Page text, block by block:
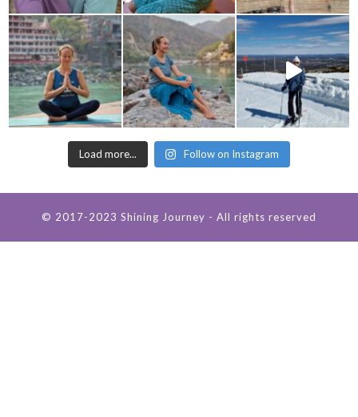
Load more... Follow on Instagram
© 2017-2023 Shining Journey - All rights reserved